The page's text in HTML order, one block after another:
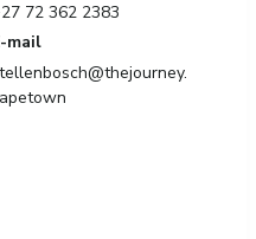
72 362 2383
mail